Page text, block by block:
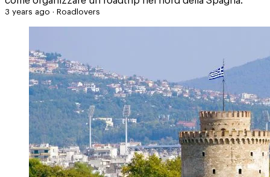
3 years ago · Roadlovers